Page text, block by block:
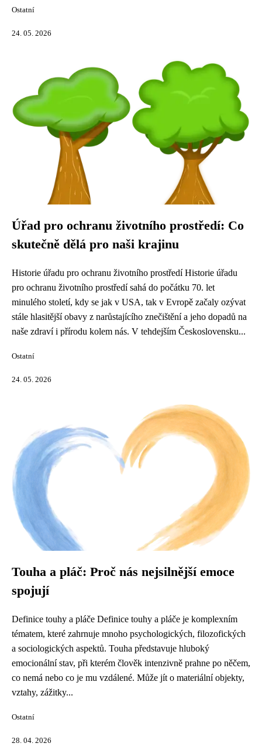
Ostatní
24. 05. 2026
Úřad pro ochranu životního prostředí: Co
skutečně dělá pro naši krajinu
Historie úřadu pro ochranu životního prostředí Historie úřadu
pro ochranu životního prostředí sahá do počátku 70. let
minulého století, kdy se jak v USA, tak v Evropě začaly ozývat
stále hlasitější obavy z narůstajícího znečištění a jeho dopadů na
naše zdraví i přírodu kolem nás. V tehdejším Československu...
Ostatní
24. 05. 2026
Touha a pláč: Proč nás nejsilnější emoce
spojují
Definice touhy a pláče Definice touhy a pláče je komplexním
tématem, které zahrnuje mnoho psychologických, filozofických
a sociologických aspektů. Touha představuje hluboký
emocionální stav, při kterém člověk intenzivně prahne po něčem,
co nemá nebo co je mu vzdálené. Může jít o materiální objekty,
vztahy, zážitky...
Ostatní
28. 04. 2026